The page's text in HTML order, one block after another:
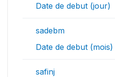
Date de debut (jour)
sadebm
Date de debut (mois)
safinj